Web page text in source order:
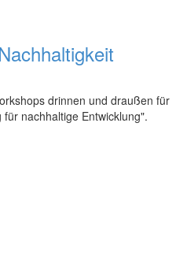
drinnen und draußen für
nachhaltige Entwicklung".